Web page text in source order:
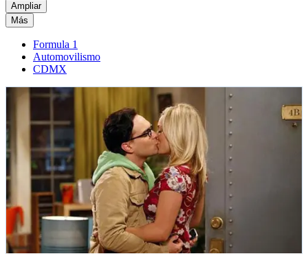
Ampliar
Más
Formula 1
Automovilismo
CDMX